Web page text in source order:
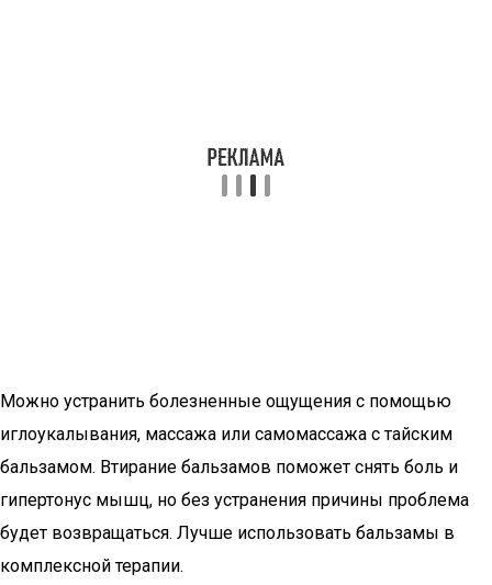
Можно устранить болезненные ощущения с помощью
иглоукалывания, массажа или самомассажа с тайским
бальзамом. Втирание бальзамов поможет снять боль и
гипертонус мышц, но без устранения причины проблема
будет возвращаться. Лучше использовать бальзамы в
комплексной терапии.